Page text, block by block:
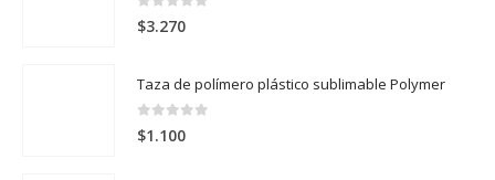
0out of 5
$3.270
Taza de polímero plástico sublimable Polymer
0 out of 5
$1.100